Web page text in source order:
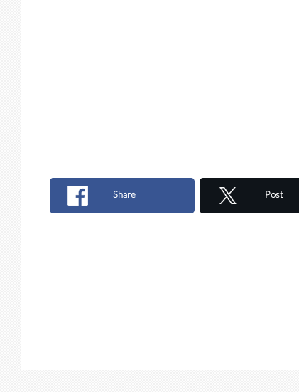
Share Post